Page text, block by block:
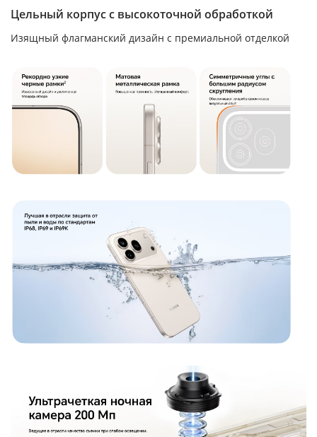
Цельный корпус с высокоточной обработкой
Изящный флагманский дизайн с премиальной отделкой